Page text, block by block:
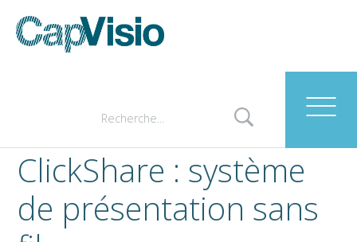
ClickShare : système
de présentation sans